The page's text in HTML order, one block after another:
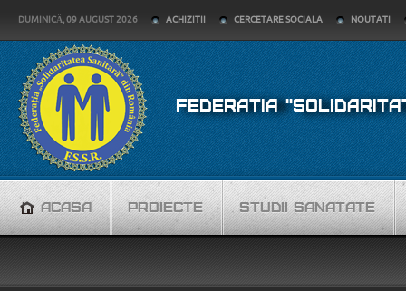
DUMINICĂ, 09 AUGUST 2026 ACHIZITII CERCETARE SOCIALA NOUTATI
FEDERATIA
ACASA PROIECTE STUDII SANATATE